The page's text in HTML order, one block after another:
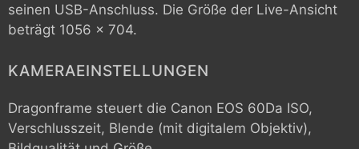
seinen USB-Anschluss. Die Größe der Live-Ansicht
beträgt 1056 x 704.
KAMERAEINSTELLUNGEN
Dragonframe steuert die Canon EOS 60Da ISO,
Verschlusszeit, Blende (mit digitalem Objektiv),